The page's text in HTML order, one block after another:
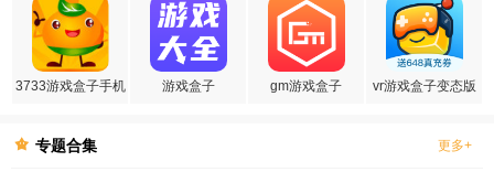
3733游戏盒子手机
游戏盒子 gm游戏盒子 vr游戏盒子变态版
专题合集 更多+